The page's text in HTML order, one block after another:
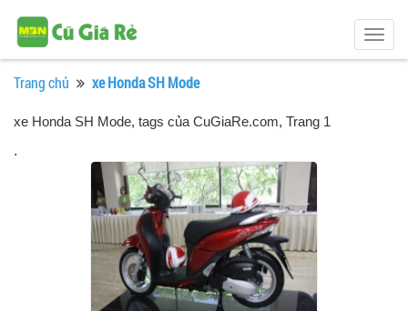
Trang chủ xe Honda SH Mode
xe Honda SH Mode, tags của CuGiaRe.com, Trang 1
.